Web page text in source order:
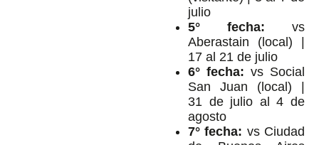
julio
5° fecha: vs
Aberastain (local) |
17 al 21 de julio
6° fecha: vs Social
San Juan (local) |
31 de julio al 4 de
agosto
7° fecha: vs Ciudad